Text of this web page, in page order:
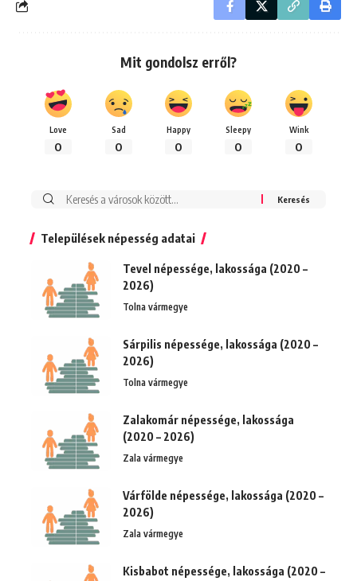
Mit gondolsz erről?
Love
0
Sad
0
Happy
0
Sleepy
0
Wink
0
Keresés:
Települések népesség adatai
Tevel népessége, lakossága (2020 –
2026)
Tolna vármegye
Sárpilis népessége, lakossága (2020 –
2026)
Tolna vármegye
Zalakomár népessége, lakossága
(2020 – 2026)
Zala vármegye
Várfölde népessége, lakossága (2020 –
2026)
Zala vármegye
Kisbabot népessége, lakossága (2020 –